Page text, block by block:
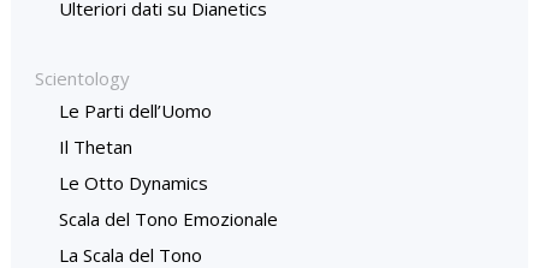
Ulteriori dati su Dianetics
Scientology
Le Parti dell’Uomo
Il Thetan
Le Otto Dynamics
Scala del Tono Emozionale
La Scala del Tono